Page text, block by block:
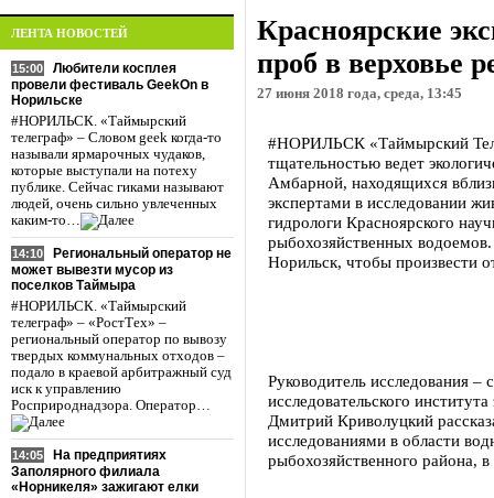
ЛЕНТА НОВОСТЕЙ
15:00
Любители косплея
провели фестиваль GeekOn в
Норильске
#НОРИЛЬСК. «Таймырский
телеграф» – Словом geek когда-то
называли ярмарочных чудаков,
которые выступали на потеху
публике. Сейчас гиками называют
людей, очень сильно увлеченных
каким-то…
14:10
Региональный оператор не
может вывезти мусор из
поселков Таймыра
#НОРИЛЬСК. «Таймырский
телеграф» – «РостТех» –
региональный оператор по вывозу
твердых коммунальных отходов –
подало в краевой арбитражный суд
иск к управлению
Росприроднадзора. Оператор…
14:05
На предприятиях
Заполярного филиала
«Норникеля» зажигают елки
Красноярские
проб в верховье
27 июня 2018 года, среда, 13:45
#НОРИЛЬСК «Таймырский
тщательностью ведет
Амбарной, находящихся
экспертами в исследовании
гидрологи Красноярского
рыбохозяйственных
Норильск, чтобы произвести
Руководитель исследования –
исследовательского
Дмитрий Криволуцкий
исследованиями в области
рыбохозяйственного района,